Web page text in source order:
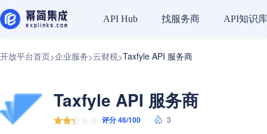
API Hub 找服务商 API知识库
开放平台首页>企业服务>云财税>Taxfyle API 服务商
Taxfyle API 服务商
评分 46/100 3